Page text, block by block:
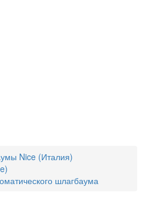
Nice (Италия)
шлагбаума